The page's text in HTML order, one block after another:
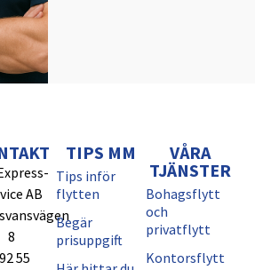
AB
8
55
TIPS MM
Tips inför
flytten
Begär
prisuppgift
VÅRA
TJÄNSTER
Bohagsflytt
och
privatflytt
Kontorsflytt